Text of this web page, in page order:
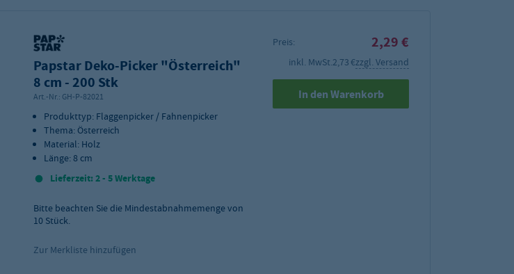
Papstar Deko-Picker "Österreich"
8 cm - 200 Stk
Art.-Nr.: GH-P-82021
Produkttyp: Flaggenpicker / Fahnenpicker
Thema: Österreich
Material: Holz
Länge: 8 cm
Lieferzeit: 2 - 5 Werktage
Bitte beachten Sie die Mindestabnahmemenge von
10 Stück.
Zur Merkliste hinzufügen
Preis: 2,29 €
inkl. MwSt.2,73 €zzgl. Versand
In den Warenkorb